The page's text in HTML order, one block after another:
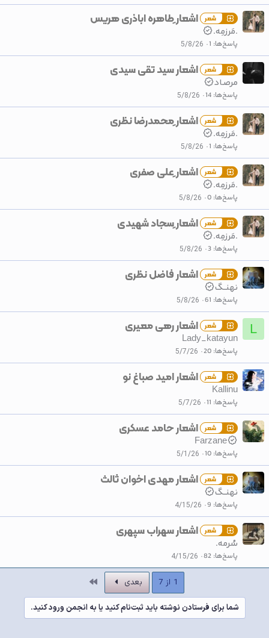
شعر اشعار ِطاهره اباذری هریس
.مَرزمِه.
پاسخ‌ها 1
5/8/26
شعر اشعار سید تقی سیدی
مرصـاد
پاسخ‌ها 14
5/8/26
شعر اشعار ِمحمدرضا نظری
.مَرزمِه.
پاسخ‌ها 1
5/8/26
شعر اشعار ِعلی صفری
.مَرزمِه.
پاسخ‌ها 0
5/8/26
شعر اشعار ِسجاد شهیدی
.مَرزمِه.
پاسخ‌ها 3
5/8/26
شعر اشعار فاضل نظری
نهنــگ
پاسخ‌ها 61
5/8/26
L شعر اشعار رهی معیری
Lady_katayun
پاسخ‌ها 20
5/7/26
شعر اشعار امید صباغ نو
Kallinu
پاسخ‌ها 11
5/7/26
شعر اشعار حامد عسکری
Farzane
پاسخ‌ها 10
5/1/26
شعر اشعار مهدی اخوان ثالث
نهنــگ
پاسخ‌ها 9
4/15/26
شعر اشعار سهراب سپهری
سُرمه.
پاسخ‌ها 82
4/15/26
1 از 7 بعدی
شما برای فرستادن نوشته باید ثبت‌نام کنید یا به انجمن ورود کنید.